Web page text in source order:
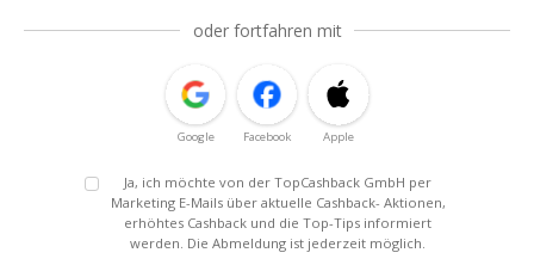
oder fortfahren mit
Google Facebook Apple
Ja, ich möchte von der TopCashback GmbH per
Marketing E-Mails über aktuelle Cashback- Aktionen,
erhöhtes Cashback und die Top-Tips informiert
werden. Die Abmeldung ist jederzeit möglich.